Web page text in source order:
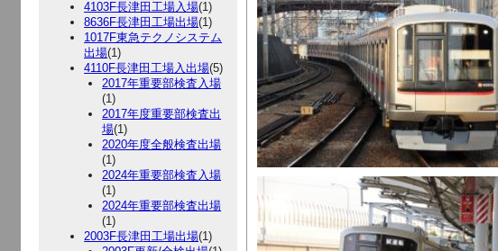
4103F長津田工場入場(1)
8636F長津田工場出場(1)
1017F東急テクノシステム
出場(1)
4110F長津田工場入出場(5)
2017年重要部検査入場
(1)
2017年度重要部検査出
場(1)
2020年度全般検査出場
(1)
2024年重要部検査入場
(1)
2024年重要部検査出場
(1)
2003F長津田工場出場(1)